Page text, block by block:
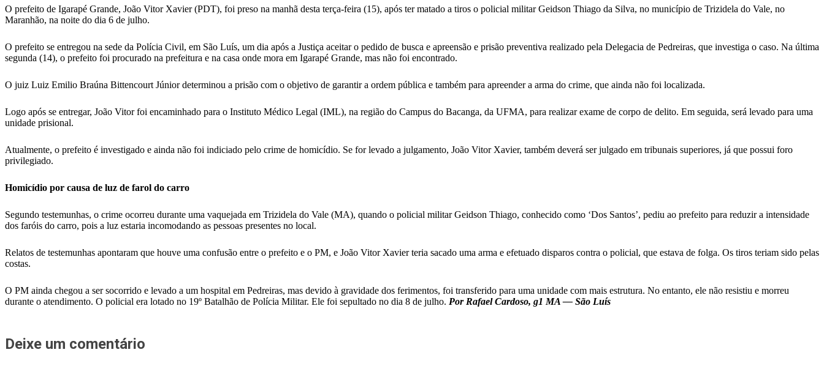
O prefeito de Igarapé Grande, João Vitor Xavier (PDT), foi preso na manhã desta terça-feira (15), após ter matado a tiros o policial militar Geidson Thiago da Silva, no município de Trizidela do Vale, no
Maranhão, na noite do dia 6 de julho.
O prefeito se entregou na sede da Polícia Civil, em São Luís, um dia após a Justiça aceitar o pedido de busca e apreensão e prisão preventiva realizado pela Delegacia de Pedreiras, que investiga o caso. Na última
segunda (14), o prefeito foi procurado na prefeitura e na casa onde mora em Igarapé Grande, mas não foi encontrado.
O juiz Luiz Emilio Braúna Bittencourt Júnior determinou a prisão com o objetivo de garantir a ordem pública e também para apreender a arma do crime, que ainda não foi localizada.
Logo após se entregar, João Vitor foi encaminhado para o Instituto Médico Legal (IML), na região do Campus do Bacanga, da UFMA, para realizar exame de corpo de delito. Em seguida, será levado para uma
unidade prisional.
Atualmente, o prefeito é investigado e ainda não foi indiciado pelo crime de homicídio. Se for levado a julgamento, João Vitor Xavier, também deverá ser julgado em tribunais superiores, já que possui foro
privilegiado.
Homicídio por causa de luz de farol do carro
Segundo testemunhas, o crime ocorreu durante uma vaquejada em Trizidela do Vale (MA), quando o policial militar Geidson Thiago, conhecido como ‘Dos Santos’, pediu ao prefeito para reduzir a intensidade
dos faróis do carro, pois a luz estaria incomodando as pessoas presentes no local.
Relatos de testemunhas apontaram que houve uma confusão entre o prefeito e o PM, e João Vitor Xavier teria sacado uma arma e efetuado disparos contra o policial, que estava de folga. Os tiros teriam sido pelas
costas.
O PM ainda chegou a ser socorrido e levado a um hospital em Pedreiras, mas devido à gravidade dos ferimentos, foi transferido para uma unidade com mais estrutura. No entanto, ele não resistiu e morreu
durante o atendimento. O policial era lotado no 19º Batalhão de Polícia Militar. Ele foi sepultado no dia 8 de julho. Por Rafael Cardoso, g1 MA — São Luís
Deixe um comentário